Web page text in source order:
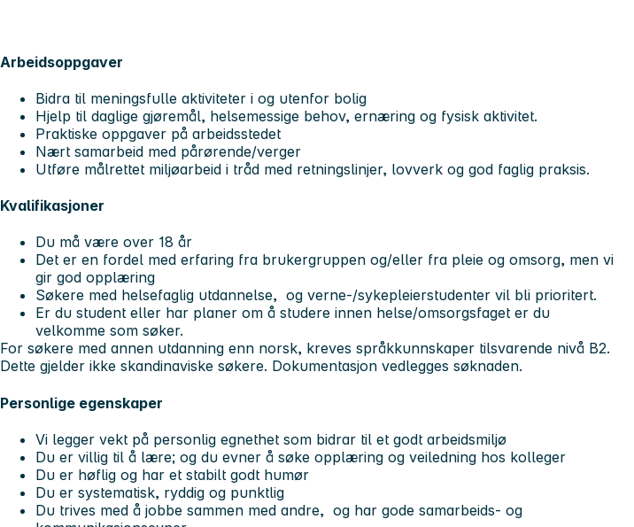
Arbeidsoppgaver
Bidra til meningsfulle aktiviteter i og utenfor bolig
Hjelp til daglige gjøremål, helsemessige behov, ernæring og fysisk aktivitet.
Praktiske oppgaver på arbeidsstedet
Nært samarbeid med pårørende/verger
Utføre målrettet miljøarbeid i tråd med retningslinjer, lovverk og god faglig praksis.
Kvalifikasjoner
Du må være over 18 år
Det er en fordel med erfaring fra brukergruppen og/eller fra pleie og omsorg, men vi
gir god opplæring
Søkere med helsefaglig utdannelse, og verne-/sykepleierstudenter vil bli prioritert.
Er du student eller har planer om å studere innen helse/omsorgsfaget er du
velkomme som søker.
For søkere med annen utdanning enn norsk, kreves språkkunnskaper tilsvarende nivå B2.
Dette gjelder ikke skandinaviske søkere. Dokumentasjon vedlegges søknaden.
Personlige egenskaper
Vi legger vekt på personlig egnethet som bidrar til et godt arbeidsmiljø
Du er villig til å lære; og du evner å søke opplæring og veiledning hos kolleger
Du er høflig og har et stabilt godt humør
Du er systematisk, ryddig og punktlig
Du trives med å jobbe sammen med andre, og har gode samarbeids- og